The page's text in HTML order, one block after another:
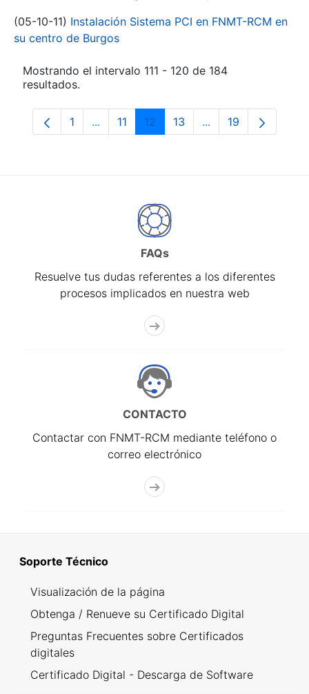
(05-10-11) Instalación Sistema PCI en FNMT-RCM en
su centro de Burgos
Mostrando el intervalo 111 - 120 de 184
resultados.
Página
1 ...Páginas intermedias Use TAB para
Página
11 Página
12 Página
13 ...PáginasPágina
19
FAQs
Resuelve tus dudas referentes a los diferentes
procesos implicados en nuestra web
CONTACTO
Contactar con FNMT-RCM mediante teléfono o
correo electrónico
Soporte Técnico
Visualización de la página
Obtenga / Renueve su Certificado Digital
Preguntas Frecuentes sobre Certificados
digitales
Certificado Digital - Descarga de Software